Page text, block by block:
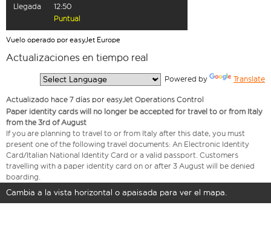
Llegada
12:50
Puntual
Vuelo operado por easyJet Europe
Actualizaciones en tiempo real
Powered by Translate
Actualizado hace 7 días por easyJet Operations Control
Paper identity cards will no longer be accepted for travel to or from Italy
from the 3rd of August
If you are planning to travel to or from Italy after this date, you must
present one of the following travel documents: An Electronic Identity
Card/Italian National Identity Card or a valid passport. Customers
travelling with a paper identity card on or after 3 August will be denied
boarding.
Cambia a la vista horizontal o apaisada para ver el mapa.